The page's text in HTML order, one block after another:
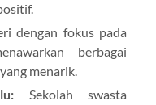
dengan fokus pada
berbagai
menarik.
Sekolah swasta